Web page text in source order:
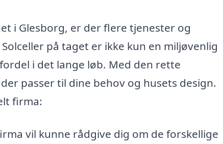
i Glesborg, er der flere tjenester og
på taget er ikke kun en miljøvenlig
i det lange løb. Med den rette
passer til dine behov og husets design.
firma:
vil kunne rådgive dig om de forskellige